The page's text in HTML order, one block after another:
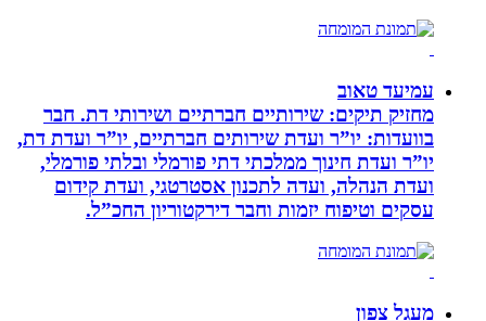
עמיעד טאוב
מחזיק תיקים: שירותיים חברתיים ושירותי דת. חבר
בוועדות: יו”ר ועדת שירותים חברתיים, יו”ר ועדת דת,
יו”ר ועדת חינוך ממלכתי דתי פורמלי ובלתי פורמלי,
ועדת הנהלה, ועדה לתכנון אסטרטגי, ועדת קידום
עסקים וטיפוח יזמות וחבר דירקטוריון החכ”ל.
מעגל צפון